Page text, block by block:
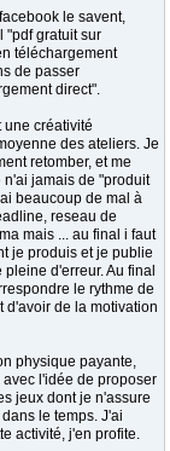
le savent,
"pdf gratuit sur
téléchargement
de passer
direct".
une créativité
des ateliers. Je
retomber, et me
jamais de "produit
beaucoup de mal à
reseau de
mais ... au final i faut
je produis et je publie
d'erreur. Au final
le rythme de
d'avoir de la motivation
physique payante,
l'idée de proposer
jeux dont je n'assure
le temps. J'ai
activité, j'en profite.